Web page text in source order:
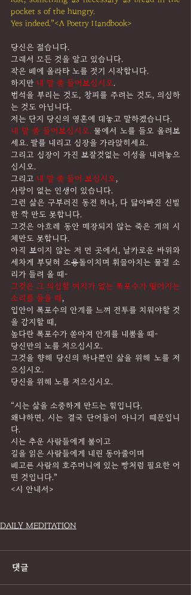
pocket s of the hungry.
Yes indeed.”<A Poetry Handbook>
당신은 젊습니다.
그래서 모든 것을 알고 있습니다.
작은 배에 올라타 노를 젓기 시작합니다.
하지만 내 말 좀 들어보십시오.
법석을 부리는 것도, 창피를 주려는 것도, 의심하
는 것도 아닙니다.
저는 단지 당신의 영혼에 대놓고 말하겠습니다.
내 말 좀 들어보십시오. 물에서 노를 들오 올려보
세요. 팔를 내리고 심장을 가라앉히세요.
그리고 심장이 가진 보잘것없는 이성을 내려놓으
십시오.
그리고 내 말 좀 들어 보십시오,
사랑이 없는 인생이 있습니다.
그런 삶은 구부러진 동전 하나, 다 닳아빠진 신발
한 짝 만도 못합니다.
그것은 아흐레 동안 매장되지 않는 죽은 개의 시
체만도 못합니다.
아직 보이지 않는 저 먼 곳에서, 날카로운 바위와
세차게 부딪혀 소용돌이치며 휘몰아치는 물결 소
리가 들려 올 때-
그것은 그 의심할 여지가 없는 폭포수가 떨어지는
소리를 들을 때 ,
입안이 폭포수의 안개를 느껴 전투를 치워야할 것
을 감지할 때,
높다란 폭포수가 쏟아져 안개를 내뿜을 때-
당신만의 노를 저으십시오.
그것을 향해 당신의 하나뿐인 삶을 위해 노를 저
으십시오.
당신을 위해 노를 저으십시오.
“시는 삶을 소중하게 만드는 힘입니다.
왜냐하면, 시는 결국 단어들이 아니기 때문입니
다.
시는 추운 사람들에게 불이고
길을 읽은 사람들에게 내린 동아줄이며
배고픈 사람의 호주머니에 있는 빵처럼 필요한 어
떤 것입니다.”
<시 안내서>
DAILY MEDITATION
댓글